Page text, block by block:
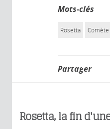
Mots-clés
Rosetta Comète
Partager
Rosetta, la fin